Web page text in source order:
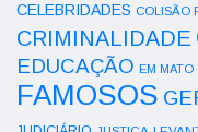
CELEBRIDADES COLISÃO
CRIMINALIDADE
EDUCAÇÃO EM
FAMOSOS